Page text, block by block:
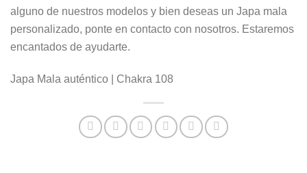
alguno de nuestros modelos y bien deseas un Japa mala
personalizado, ponte en contacto con nosotros. Estaremos
encantados de ayudarte.
Japa Mala auténtico | Chakra 108